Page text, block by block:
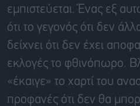
εμπιστεύεται. Ένας εξ
ότι το γεγονός ότι δεν
δείχνει ότι δεν έχει
εκλογές το φθινόπωρο.
«έκαιγε» το χαρτί του
προφανές ότι δεν θα